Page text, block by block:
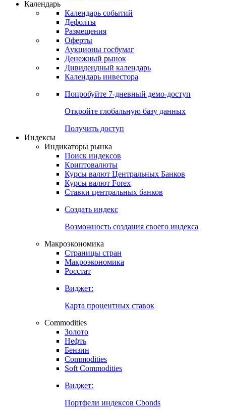
Откройте глобальную базу данных
Получить доступ
Календарь
Календарь событий
Дефолты
Размещения
Оферты
Денежный рынок
Календарь инвестора
Попробуйте7-дневный
Откройте глобальную базу данных
Получить доступ
Индикаторы рынка
Поиск индексов
Курсы валют Центральных Банков
Ставки центральных банков
Создать индекс
Возможность создания своего индекса
Страницы стран
Росстат
Виджет:
Карта процентных ставок
Commodities
Золото
Бензин
Soft Commodities